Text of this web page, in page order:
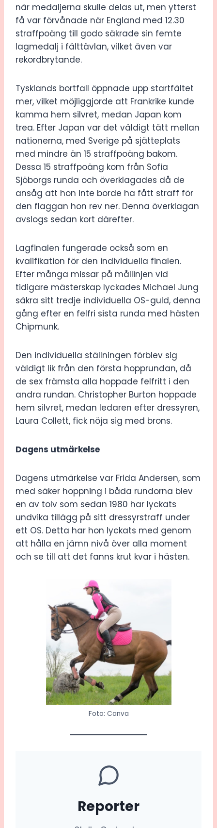
när medaljerna skulle delas ut, men ytterst
få var förvånade när England med 12.30
straffpoäng till godo säkrade sin femte
lagmedalj i fälttävlan, vilket även var
rekordbrytande.
Tysklands bortfall öppnade upp startfältet
mer, vilket möjliggjorde att Frankrike kunde
kamma hem silvret, medan Japan kom
trea. Efter Japan var det väldigt tätt mellan
nationerna, med Sverige på sjätteplats
med mindre än 15 straffpoäng bakom.
Dessa 15 straffpoäng kom från Sofia
Sjöborgs runda och överklagades då de
ansåg att hon inte borde ha fått straff för
den flaggan hon rev ner. Denna överklagan
avslogs sedan kort därefter.
Lagfinalen fungerade också som en
kvalifikation för den individuella finalen.
Efter många missar på mållinjen vid
tidigare mästerskap lyckades Michael Jung
säkra sitt tredje individuella OS-guld, denna
gång efter en felfri sista runda med hästen
Chipmunk.
Den individuella ställningen förblev sig
väldigt lik från den första hopprundan, då
de sex främsta alla hoppade felfritt i den
andra rundan. Christopher Burton hoppade
hem silvret, medan ledaren efter dressyren,
Laura Collett, fick nöja sig med brons.
Dagens utmärkelse
Dagens utmärkelse var Frida Andersen, som
med säker hoppning i båda rundorna blev
en av tolv som sedan 1980 har lyckats
undvika tillägg på sitt dressyrstraff under
ett OS. Detta har hon lyckats med genom
att hålla en jämn nivå över alla moment
och se till att det fanns krut kvar i hästen.
Foto: Canva
Reporter